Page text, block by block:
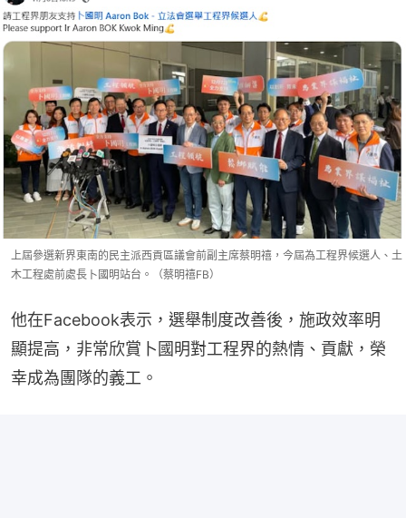
上屆參選新界東南的民主派西貢區議會前副主席蔡明禧，今屆為工程界候選人、土
木工程處前處長卜國明站台。（蔡明禧FB）
他在Facebook表示，選舉制度改善後，施政效率明
顯提高，非常欣賞卜國明對工程界的熱情、貢獻，榮
幸成為團隊的義工。